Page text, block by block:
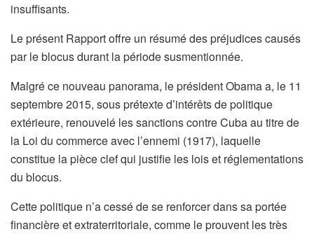
insuffisants.
Le présent Rapport offre un résumé des préjudices causés
par le blocus durant la période susmentionnée.
Malgré ce nouveau panorama, le président Obama a, le 11
septembre 2015, sous prétexte d’intérêts de politique
extérieure, renouvelé les sanctions contre Cuba au titre de
la Loi du commerce avec l’ennemi (1917), laquelle
constitue la pièce clef qui justifie les lois et réglementations
du blocus.
Cette politique n’a cessé de se renforcer dans sa portée
financière et extraterritoriale, comme le prouvent les très